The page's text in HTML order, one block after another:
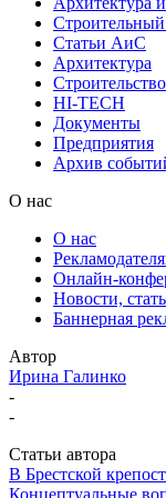
Статьи АиС
Архитектура
Строительство
HI-TECH
Документы
Предприятия
Архив
О нас
О нас
Онлайн-
Новости,
Баннерная
Автор
Ирина Галинко
-
-
Статьи автора
В Брестской
Концептуальные